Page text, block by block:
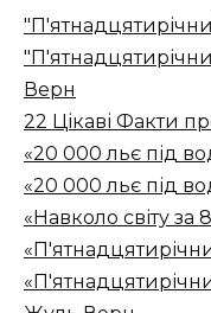
Верн
22 Цікаві Факти
«20 000 льє під
«20 000 льє під
«Навколо світу